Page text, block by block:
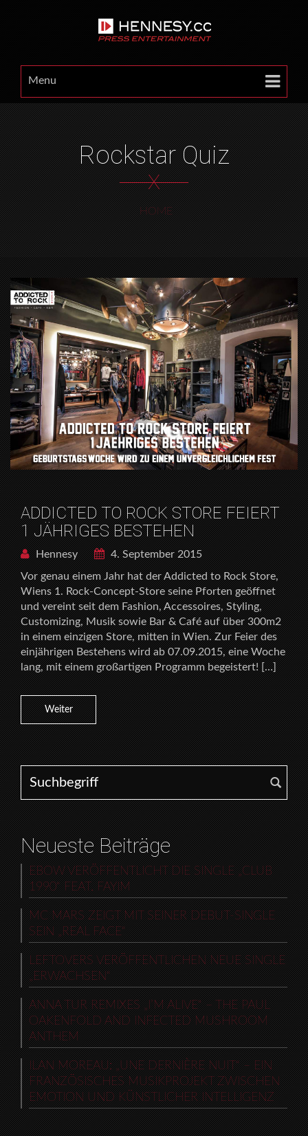
Menu
Rockstar Quiz
X
HOME
ADDICTED TO ROCK STORE FEIERT
1 JÄHRIGES BESTEHEN
Hennesy
4. September 2015
Vor genau einem Jahr hat der Addicted to Rock Store,
Wiens 1. Rock-Concept-Store seine Pforten geöffnet
und vereint seit dem Fashion, Accessoires, Styling,
Customizing, Musik sowie Bar & Café auf über 300m2
in einem einzigen Store, mitten in Wien. Zur Feier des
einjährigen Bestehens wird ab 07.09.2015, eine Woche
lang, mit einem großartigen Programm begeistert! […]
Weiter
Search for:
Neueste Beiträge
EBOW VERÖFFENTLICHT DIE SINGLE „CLUB
1990“ FEAT. FAYIM
MC MARS ZEIGT MIT SEINER DEBUT-SINGLE
SEIN „REAL FACE“
LEFTOVERS VERÖFFENTLICHEN NEUE SINGLE
„ERWACHSEN“
ANNA TUR REMIXES „I’M ALIVE“ – THE PAUL
OAKENFOLD AND INFECTED MUSHROOM
ANTHEM
ILAN MOREAU: „UNE DERNIÈRE NUIT“ – EIN
FRANZÖSISCHES MUSIKPROJEKT ZWISCHEN
EMOTION UND KÜNSTLICHER INTELLIGENZ